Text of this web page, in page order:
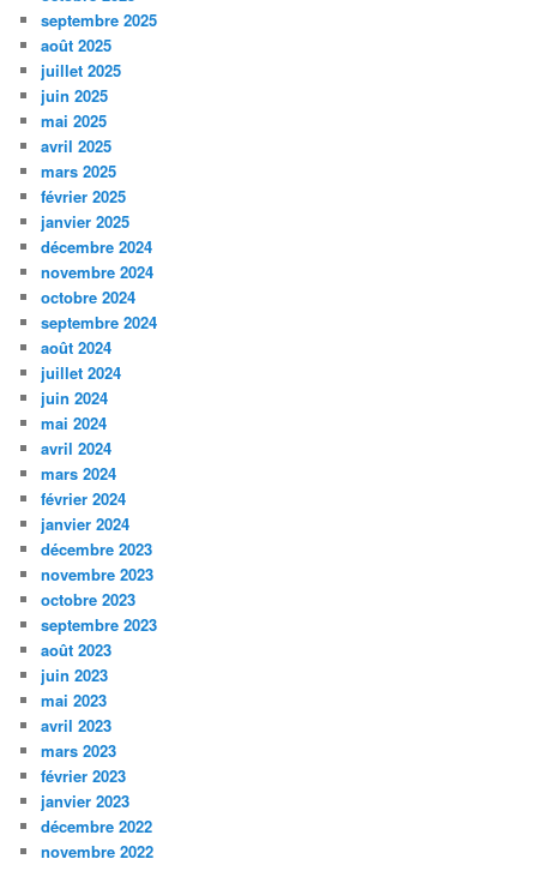
septembre 2025
août 2025
juillet 2025
juin 2025
mai 2025
avril 2025
mars 2025
février 2025
janvier 2025
décembre 2024
novembre 2024
octobre 2024
septembre 2024
août 2024
juillet 2024
juin 2024
mai 2024
avril 2024
mars 2024
février 2024
janvier 2024
décembre 2023
novembre 2023
octobre 2023
septembre 2023
août 2023
juin 2023
mai 2023
avril 2023
mars 2023
février 2023
janvier 2023
décembre 2022
novembre 2022